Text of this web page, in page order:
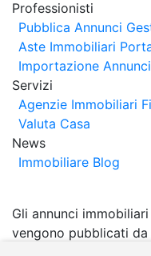
Professionisti
Pubblica Annunci
Aste Immobiliari
Importazione
Servizi
Agenzie Immobiliari
Valuta Casa
News
Immobiliare Blog
Gli annunci
vengono pubblicati